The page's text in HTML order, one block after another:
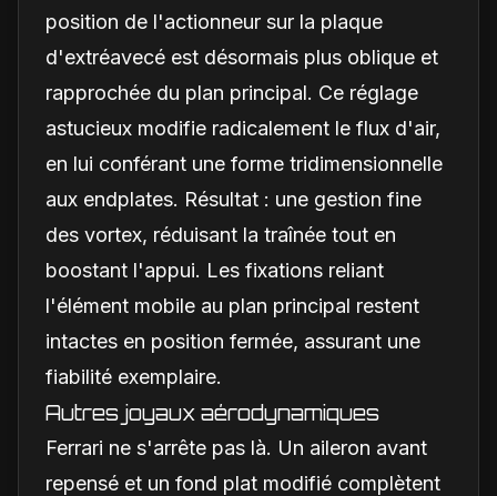
position de l'actionneur sur la plaque
d'extréavecé est désormais plus oblique et
rapprochée du plan principal. Ce réglage
astucieux modifie radicalement le flux d'air,
en lui conférant une forme tridimensionnelle
aux endplates. Résultat : une gestion fine
des vortex, réduisant la traînée tout en
boostant l'appui. Les fixations reliant
l'élément mobile au plan principal restent
intactes en position fermée, assurant une
fiabilité exemplaire.
Autres joyaux aérodynamiques
Ferrari ne s'arrête pas là. Un aileron avant
repensé et un fond plat modifié complètent